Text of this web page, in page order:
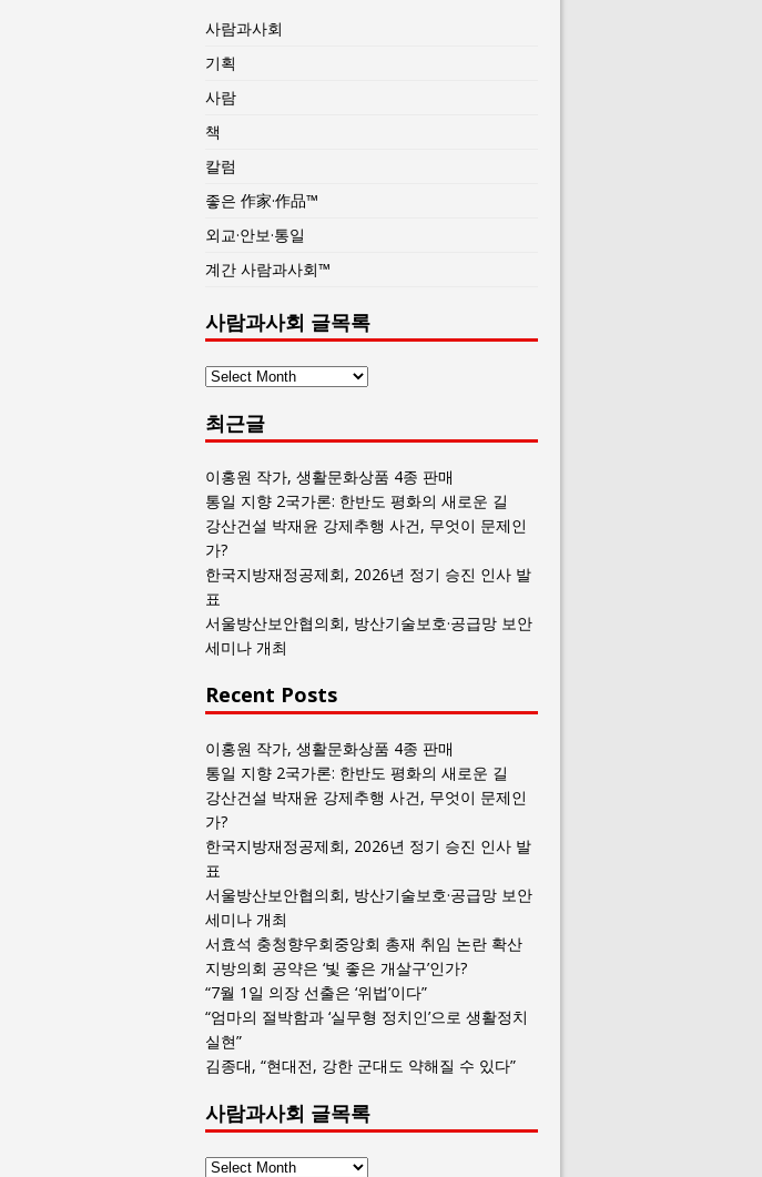
사람과사회
기획
사람
책
칼럼
좋은 作家·作品™
외교·안보·통일
계간 사람과사회™
사람과사회 글목록
사
과
사
회
글
목
록
최근글
이홍원 작가, 생활문화상품 4종 판매
통일 지향 2국가론: 한반도 평화의 새로운 길
강산건설 박재윤 강제추행 사건, 무엇이 문제인
가?
한국지방재정공제회, 2026년 정기 승진 인사 발
표
서울방산보안협의회, 방산기술보호·공급망 보안
세미나 개최
Recent Posts
이홍원 작가, 생활문화상품 4종 판매
통일 지향 2국가론: 한반도 평화의 새로운 길
강산건설 박재윤 강제추행 사건, 무엇이 문제인
가?
한국지방재정공제회, 2026년 정기 승진 인사 발
표
서울방산보안협의회, 방산기술보호·공급망 보안
세미나 개최
서효석 충청향우회중앙회 총재 취임 논란 확산
지방의회 공약은 ‘빛 좋은 개살구’인가?
“7월 1일 의장 선출은 ‘위법’이다”
“엄마의 절박함과 ‘실무형 정치인’으로 생활정치
실현”
김종대, “현대전, 강한 군대도 약해질 수 있다”
사람과사회 글목록
사